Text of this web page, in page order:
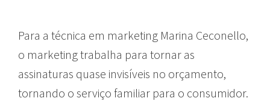
Para a técnica em marketing Marina Ceconello,
o marketing trabalha para tornar as
assinaturas quase invisíveis no orçamento,
tornando o serviço familiar para o consumidor.